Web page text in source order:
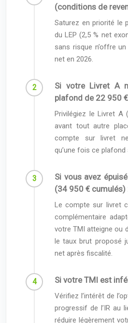
(conditions de
Saturez en priorité le
du LEP (2,5 % net
sans risque n’offre
net en 2026.
Si votre Livret A
plafond de 22 950
Privilégiez le Livret A
avant tout autre
compte sur livret
qu’une fois ce plafond
Si vous avez
(34 950 € cumulés)
Le compte sur livret
complémentaire
votre TMI atteigne ou
le taux brut proposé
net après fiscalité.
Si votre TMI est
Vérifiez l’intérêt de
progressif de l’IR au
réduire légèrement